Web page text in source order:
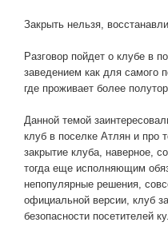
Закрыть нельзя,
Разговор пойдет о клубе в
заведением как для самого
где проживает более
Данной темой
клуб в поселке Атлян и про
закрытие клуба, наверное,
тогда еще исполняющим
непопулярные решения,
официальной версии, клуб
безопасности посетителей